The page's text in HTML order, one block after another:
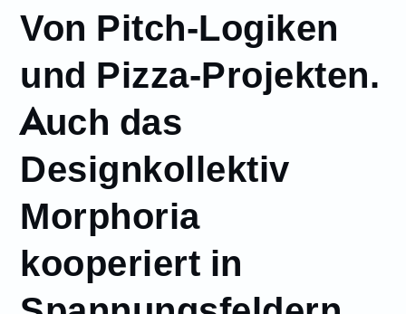
Oktober
16
Von Pitch-Logiken
und Pizza-
Projekten. Auch
das
Designkollektiv
Morphoria
Spannungsfeldern.
Von Pitch-Logiken
und Pizza-Projekten.
Auch das
Designkollektiv
Morphoria
kooperiert in